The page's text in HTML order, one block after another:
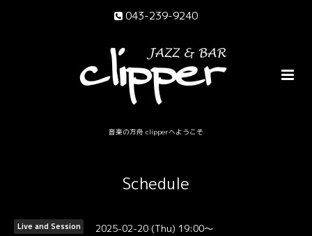
043-239-9240
音楽の方舟 clipperへようこそ
Schedule
Live and Session 2025-02-20 (Thu) 19:00～